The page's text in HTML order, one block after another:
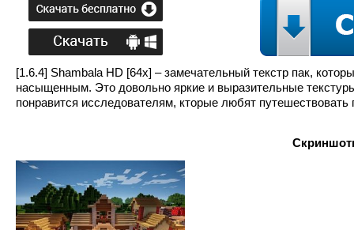
[1.6.4] Shambala HD [64x] – замечательный текстр пак,
насыщенным. Это довольно яркие и выразительные
понравится исследователям, кторые любят